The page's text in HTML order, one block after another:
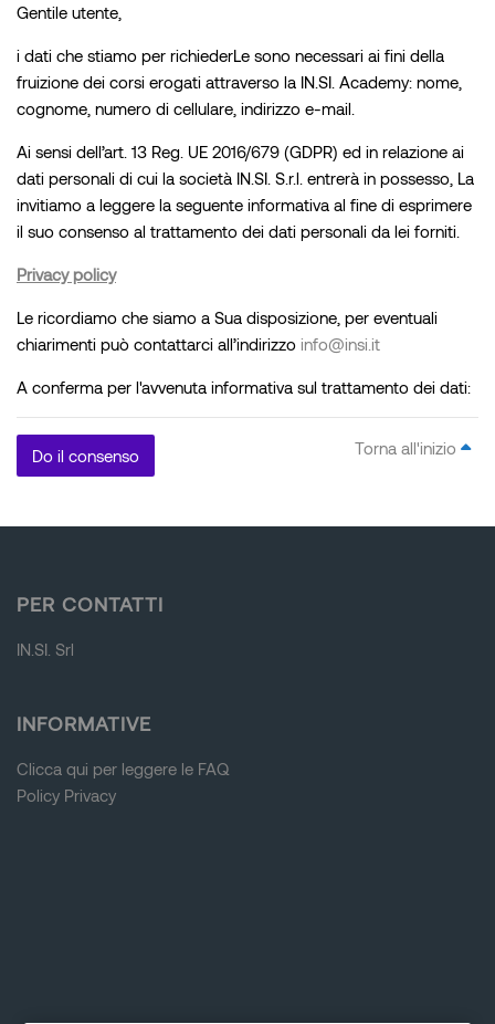
Gentile utente,
i dati che stiamo per richiederLe sono necessari ai fini della
fruizione dei corsi erogati attraverso la IN.SI. Academy: nome,
cognome, numero di cellulare, indirizzo e-mail.
Ai sensi dell’art. 13 Reg. UE 2016/679 (GDPR) ed in relazione ai
dati personali di cui la società IN.SI. S.r.l. entrerà in possesso, La
invitiamo a leggere la seguente informativa al fine di esprimere
il suo consenso al trattamento dei dati personali da lei forniti.
Privacy policy
Le ricordiamo che siamo a Sua disposizione, per eventuali
chiarimenti può contattarci all’indirizzo info@insi.it
A conferma per l'avvenuta informativa sul trattamento dei dati:
Do il consenso Torna all'inizio
Blocchi
PER CONTATTI
IN.SI. Srl
Blocchi
INFORMATIVE
Clicca qui per leggere le FAQ
Policy Privacy